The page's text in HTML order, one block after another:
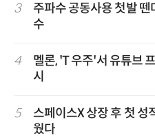
3
주파수 공동사용 첫발
수
4
멜론, 'T 우주'서 유튜브
시
5
스페이스X 상장 후 첫
웠다